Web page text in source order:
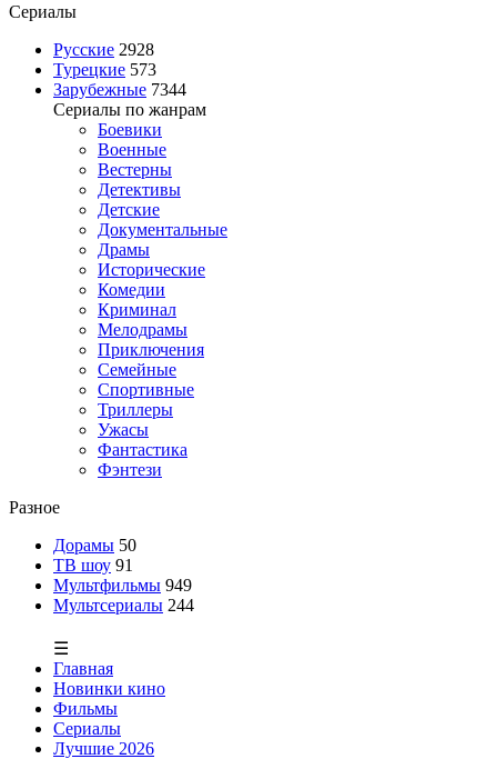
Сериалы
Русские 2928
Турецкие 573
Зарубежные 7344
Сериалы по жанрам
Боевики
Военные
Вестерны
Детективы
Детские
Документальные
Драмы
Исторические
Комедии
Криминал
Мелодрамы
Приключения
Семейные
Спортивные
Триллеры
Ужасы
Фантастика
Фэнтези
Разное
Дорамы 50
ТВ шоу 91
Мультфильмы 949
Мультсериалы 244
☰
Главная
Новинки кино
Фильмы
Сериалы
Лучшие 2026